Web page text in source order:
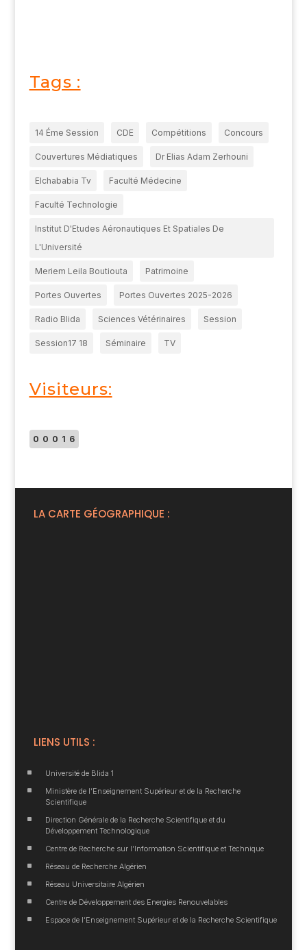
Tags :
14 Éme Session CDE Compétitions Concours
Couvertures Médiatiques Dr Elias Adam Zerhouni
Elchababia Tv Faculté Médecine
Faculté Technologie
Institut D'Etudes Aéronautiques Et Spatiales De
L'Université
Meriem Leila Boutiouta Patrimoine
Portes Ouvertes Portes Ouvertes 2025-2026
Radio Blida Sciences Vétérinaires Session
Session17 18 Séminaire TV
Visiteurs:
00016
LA CARTE GÉOGRAPHIQUE :
LIENS UTILS :
^ Université de Blida 1
^
Ministère de l’Enseignement Supérieur et de la Recherche
Scientifique
^
Direction Générale de la Recherche Scientifique et du
Développement Technologique
^ Centre de Recherche sur l’Information Scientifique et Technique
^ Réseau de Recherche Algérien
^ Réseau Universitaire Algérien
^ Centre de Développement des Energies Renouvelables
^ Espace de l’Enseignement Supérieur et de la Recherche Scientifique